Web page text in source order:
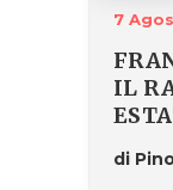
7
IL
di